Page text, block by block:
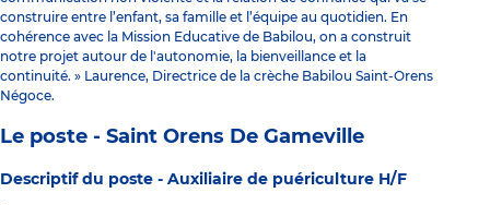
construire entre l’enfant, sa famille et l’équipe au quotidien. En
cohérence avec la Mission Educative de Babilou, on a construit
notre projet autour de l'autonomie, la bienveillance et la
continuité. » Laurence, Directrice de la crèche Babilou Saint-Orens
Négoce.
Le poste - Saint Orens De Gameville
Descriptif du poste - Auxiliaire de puériculture H/F